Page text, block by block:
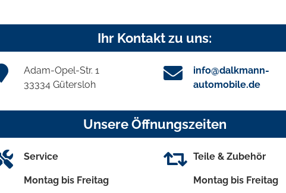
Ihr Kontakt zu uns:
Adam-Opel-Str. 1
33334 Gütersloh
info@dalkmann-
automobile.de
Unsere Öffnungszeiten
Service
Montag bis Freitag
Teile & Zubehör
Montag bis Freitag